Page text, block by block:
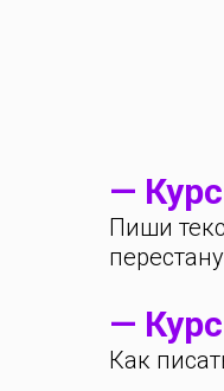
—
Пиши
—
Как